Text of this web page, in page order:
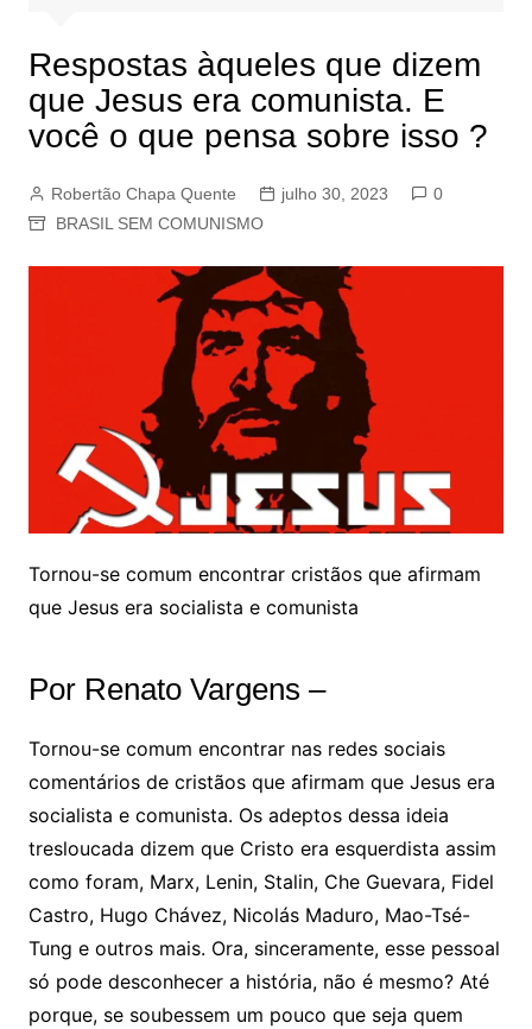
Respostas àqueles que dizem
que Jesus era comunista. E
você o que pensa sobre isso ?
Robertão Chapa Quente julho 30, 2023
0
BRASIL SEM COMUNISMO
Tornou-se comum encontrar cristãos que afirmam
que Jesus era socialista e comunista
Por Renato Vargens –
Tornou-se comum encontrar nas redes sociais
comentários de cristãos que afirmam que Jesus era
socialista e comunista. Os adeptos dessa ideia
tresloucada dizem que Cristo era esquerdista assim
como foram, Marx, Lenin, Stalin, Che Guevara, Fidel
Castro, Hugo Chávez, Nicolás Maduro, Mao-Tsé-
Tung e outros mais. Ora, sinceramente, esse pessoal
só pode desconhecer a história, não é mesmo? Até
porque, se soubessem um pouco que seja quem